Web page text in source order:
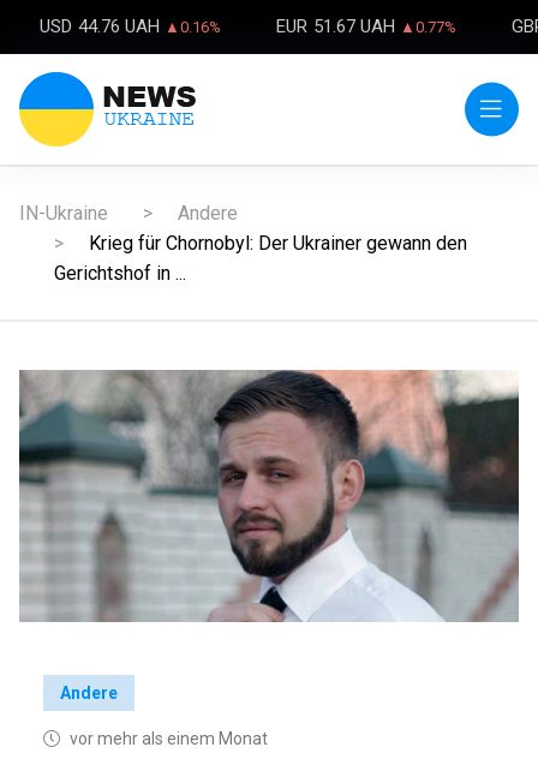
USD 44.76 UAH ▲0.16% EUR 51.67 UAH ▲0.77%
IN-Ukraine
Andere
Krieg für Chornobyl: Der Ukrainer gewann den
Gerichtshof in ...
Andere
vor mehr als einem Monat